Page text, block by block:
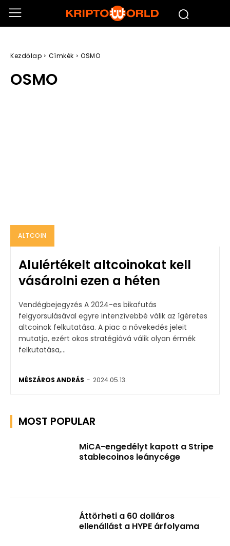
Kezdőlap Címkék OSMO
OSMO
ALTCOIN
Alulértékelt altcoinokat kell
vásárolni ezen a héten
Vendégbejegyzés A 2024-es bikafutás
felgyorsulásával egyre intenzívebbé válik az ígéretes
altcoinok felkutatása. A piac a növekedés jeleit
mutatja, ezért okos stratégiává válik olyan érmék
felkutatása,...
MÉSZÁROS ANDRÁS - 2024.05.13.
MOST POPULAR
MiCA-engedélyt kapott a Stripe
stablecoinos leánycége
Áttörheti a 60 dolláros
ellenállást a HYPE árfolyama